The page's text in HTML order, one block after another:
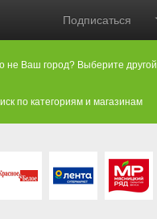
Подписаться
не Ваш город? Выберите другой
по категориям и магазинам